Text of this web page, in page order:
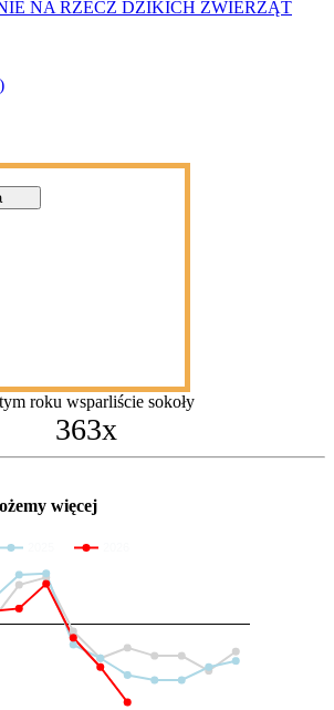
roku wsparliście sokoły
363x
więcej